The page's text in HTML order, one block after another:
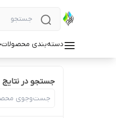
دسته‌بندی محصولات
جستجو در نتایج